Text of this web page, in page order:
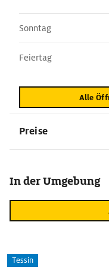
Sonntag
Feiertag
Alle
Preise
In der Umgebung
Tessin